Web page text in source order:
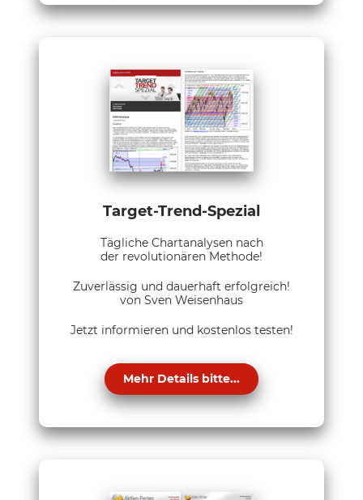
Target-Trend-Spezial
Tägliche Chartanalysen nach
der revolutionären Methode!
Zuverlässig und dauerhaft erfolgreich!
von Sven Weisenhaus
Jetzt informieren und kostenlos testen!
Mehr Details bitte...